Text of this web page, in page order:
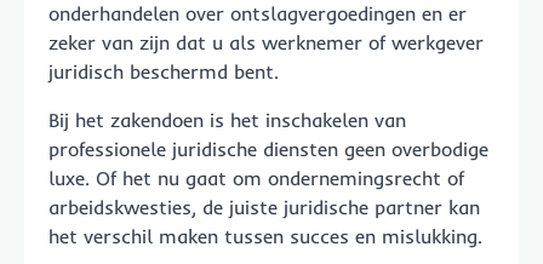
onderhandelen over ontslagvergoedingen en er
zeker van zijn dat u als werknemer of werkgever
juridisch beschermd bent.
Bij het zakendoen is het inschakelen van
professionele juridische diensten geen overbodige
luxe. Of het nu gaat om ondernemingsrecht of
arbeidskwesties, de juiste juridische partner kan
het verschil maken tussen succes en mislukking.